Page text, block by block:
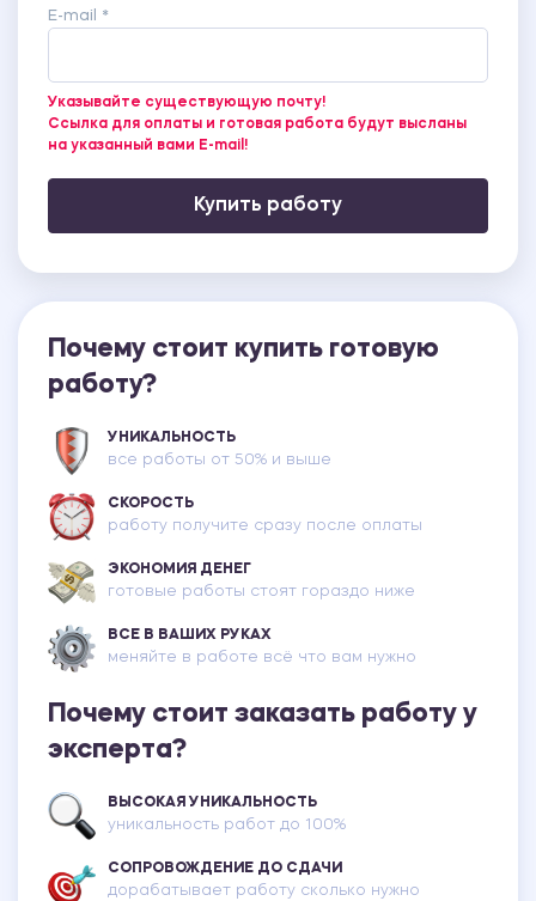
E-mail *
Указывайте существующую почту!
Ссылка для оплаты и готовая работа будут высланы
на указанный вами E-mail!
Купить работу
Почему стоит купить готовую
работу?
УНИКАЛЬНОСТЬ
все работы от 50% и выше
СКОРОСТЬ
работу получите сразу после оплаты
ЭКОНОМИЯ ДЕНЕГ
готовые работы стоят гораздо ниже
ВСЕ В ВАШИХ РУКАХ
меняйте в работе всё что вам нужно
Почему стоит заказать работу у
эксперта?
ВЫСОКАЯ УНИКАЛЬНОСТЬ
уникальность работ до 100%
СОПРОВОЖДЕНИЕ ДО СДАЧИ
дорабатывает работу сколько нужно